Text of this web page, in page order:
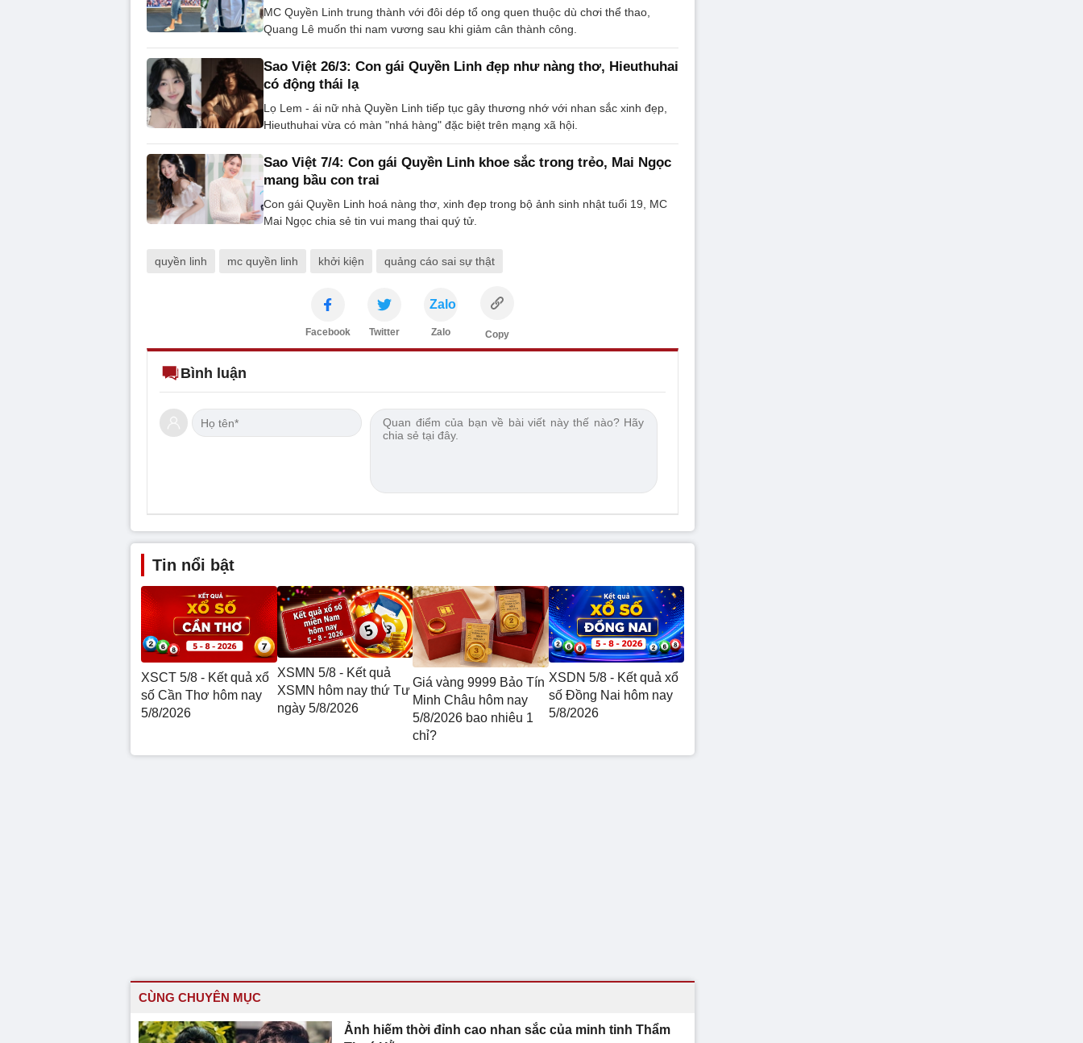
MC Quyền Linh trung thành với đôi dép tổ ong quen thuộc dù chơi thể thao,
Quang Lê muốn thi nam vương sau khi giảm cân thành công.
Sao Việt 26/3: Con gái Quyền Linh đẹp như nàng thơ, Hieuthuhai
có động thái lạ
Lọ Lem - ái nữ nhà Quyền Linh tiếp tục gây thương nhớ với nhan sắc xinh đẹp,
Hieuthuhai vừa có màn "nhá hàng" đặc biệt trên mạng xã hội.
Sao Việt 7/4: Con gái Quyền Linh khoe sắc trong trẻo, Mai Ngọc
mang bầu con trai
Con gái Quyền Linh hoá nàng thơ, xinh đẹp trong bộ ảnh sinh nhật tuổi 19, MC
Mai Ngọc chia sẻ tin vui mang thai quý tử.
quyền linh mc quyền linh khởi kiện quảng cáo sai sự thật
Facebook Twitter
Zalo
Zalo Copy
Bình luận
Tin nổi bật
XSCT 5/8 - Kết quả xổ
số Cần Thơ hôm nay
5/8/2026
XSMN 5/8 - Kết quả
XSMN hôm nay thứ Tư
ngày 5/8/2026
Giá vàng 9999 Bảo Tín
Minh Châu hôm nay
5/8/2026 bao nhiêu 1
chỉ?
XSDN 5/8 - Kết quả xổ
số Đồng Nai hôm nay
5/8/2026
CÙNG CHUYÊN MỤC
Ảnh hiếm thời đỉnh cao nhan sắc của minh tinh Thẩm